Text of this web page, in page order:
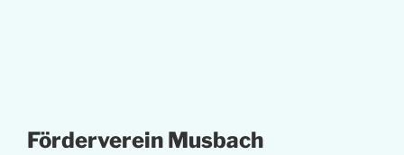
Förderverein Musbach